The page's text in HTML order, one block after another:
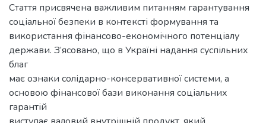
Стаття присвячена важливим питанням гарантування
соціальної безпеки в контексті формування та
використання фінансово-економічного потенціалу
держави. З’ясовано, що в Україні надання суспільних
благ
має ознаки солідарно-консервативної системи, а
основою фінансової бази виконання соціальних
гарантій